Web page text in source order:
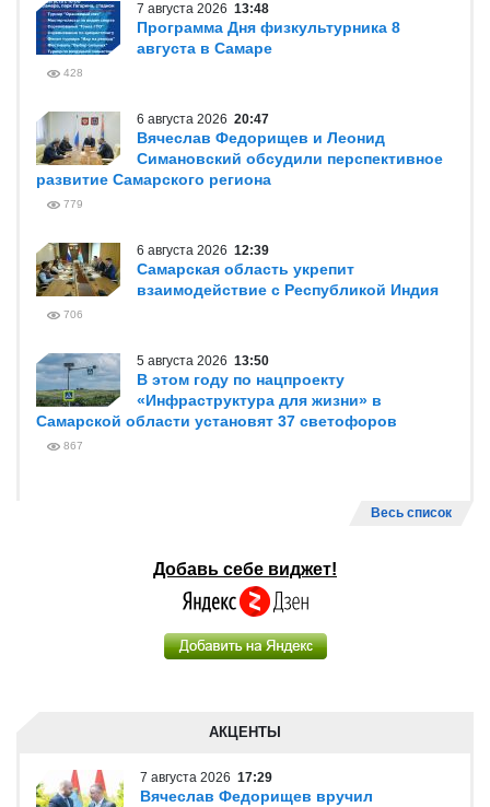
7 августа 2026 13:48
Программа Дня физкультурника 8
августа в Самаре
428
6 августа 2026 20:47
Вячеслав Федорищев и Леонид
Симановский обсудили перспективное
развитие Самарского региона
779
6 августа 2026 12:39
Самарская область укрепит
взаимодействие с Республикой Индия
706
5 августа 2026 13:50
В этом году по нацпроекту
«Инфраструктура для жизни» в
Самарской области установят 37 светофоров
867
Весь список
Добавь себе виджет!
АКЦЕНТЫ
7 августа 2026 17:29
Вячеслав Федорищев вручил